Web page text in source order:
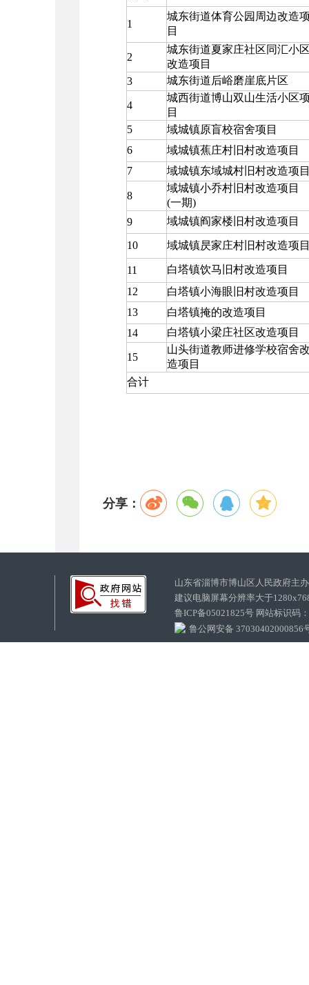
1
城东街道体育公园周边改造
目
2
城东街道夏家庄社区同汇小
改造项目
3
城东街道后峪磨崖底片区
4
城西街道博山双山生活小区
目
5
域城镇原盲校宿舍项目
6
域城镇蕉庄村旧村改造项目
7
域城镇东域城村旧村改造项
8
域城镇小乔村旧村改造项目
(一期)
9
域城镇阎家楼旧村改造项目
10 域城镇昃家庄村旧村改造项
11
白塔镇饮马旧村改造项目
12
白塔镇小海眼旧村改造项目
13
白塔镇掩的改造项目
14
白塔镇小梁庄社区改造项目
15
山头街道教师进修学校宿舍
造项目
合计
分享：
山东省淄博市博山区人民政府
建议电脑屏幕分辨率大于
鲁ICP备05021825号 网站标识码
鲁公网安备 37030402000856